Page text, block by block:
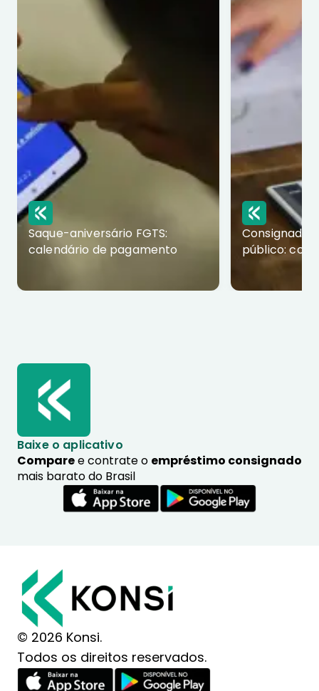
Saque-aniversário FGTS:
calendário de pagamento
Consignado
público:
Baixe o aplicativo
Comparee contrate o empréstimo consignado
mais barato do Brasil
© 2026 Konsi.
Todos os direitos reservados.